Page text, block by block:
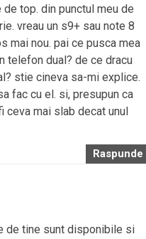
top. din punctul meu de
vreau un s9+ sau note 8
mai nou. pai ce pusca mea
telefon dual? de ce dracu
stie cineva sa-mi explice.
fac cu el. si, presupun ca
ceva mai slab decat unul
Raspunde
de tine sunt disponibile si